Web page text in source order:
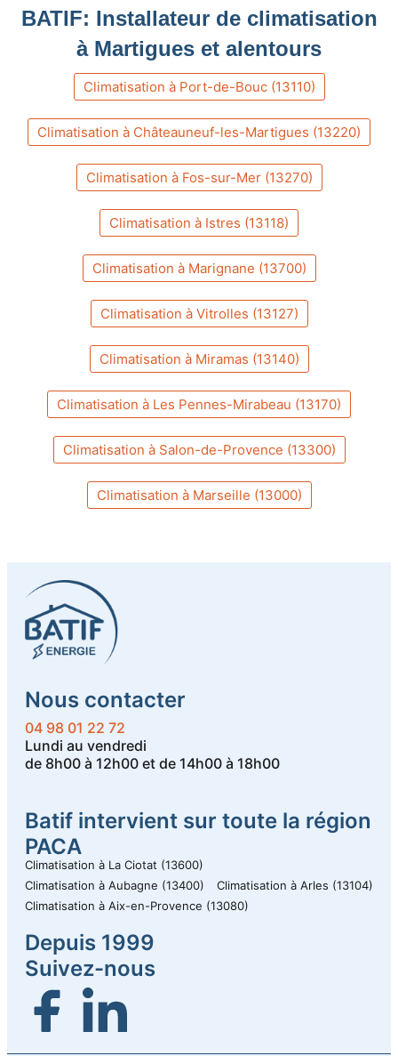
BATIF: Installateur de climatisation
à Martigues et alentours
Climatisation à Port-de-Bouc (13110)
Climatisation à Châteauneuf-les-Martigues (13220)
Climatisation à Fos-sur-Mer (13270)
Climatisation à Istres (13118)
Climatisation à Marignane (13700)
Climatisation à Vitrolles (13127)
Climatisation à Miramas (13140)
Climatisation à Les Pennes-Mirabeau (13170)
Climatisation à Salon-de-Provence (13300)
Climatisation à Marseille (13000)
Nous contacter
04 98 01 22 72
Lundi au vendredi
de 8h00 à 12h00 et de 14h00 à 18h00
Batif intervient sur toute la région
PACA
Climatisation à La Ciotat (13600)
Climatisation à Aubagne (13400)
Climatisation à Arles (13104)
Climatisation à Aix-en-Provence (13080)
Depuis 1999
Suivez-nous